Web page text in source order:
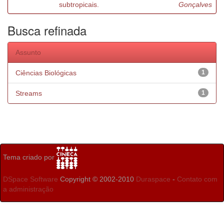
subtropicais.
Gonçalves
Busca refinada
Assunto
1
Ciências Biológicas
1
Streams
Tema criado por
DSpace Software Copyright © 2002-2010 Duraspace - Contato com
a administração